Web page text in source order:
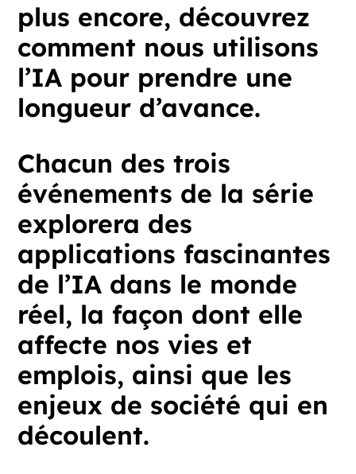
plus encore, découvrez
comment nous utilisons
l’IA pour prendre une
longueur d’avance.
Chacun des trois
événements de la série
explorera des
applications fascinantes
de l’IA dans le monde
réel, la façon dont elle
affecte nos vies et
emplois, ainsi que les
enjeux de société qui en
découlent.